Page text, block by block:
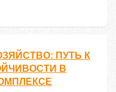
ПУТЬ К
В